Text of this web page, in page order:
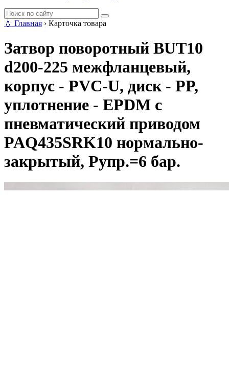
💧 Главная › Карточка товара
Затвор поворотный BUT10
d200-225 межфланцевый,
корпус - PVC-U, диск - PP,
уплотнение - EPDM с
пневматический приводом
PAQ435SRK10 нормально-
закрытый, Рупр.=6 бар.